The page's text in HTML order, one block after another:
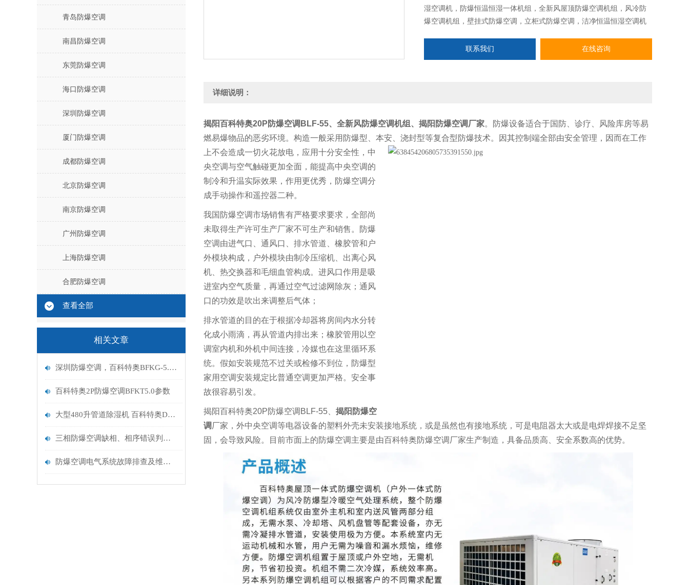
青岛防爆空调
南昌防爆空调
东莞防爆空调
海口防爆空调
深圳防爆空调
厦门防爆空调
成都防爆空调
北京防爆空调
南京防爆空调
广州防爆空调
上海防爆空调
合肥防爆空调
查看全部
相关文章
深圳防爆空调，百科特奥BFKG-5.0,深圳2p匹防爆空调
百科特奥2P防爆空调BFKT5.0参数
大型480升管道除湿机 百科特奥DH-8480D 20kg/h
三相防爆空调缺相、相序错误判断、调整步骤及防爆安全规范
防爆空调电气系统故障排查及维修方案
湿空调机，防爆恒温恒湿一体机组，全新风屋顶防爆空调机组，风冷防
爆空调机组，壁挂式防爆空调，立柜式防爆空调，洁净恒温恒湿空调机
联系我们
在线咨询
详细说明：
揭阳百科特奥20P防爆空调BLF-55、全新风防爆空调机组、 揭阳防爆空调厂家。防爆设备适合于国防、诊疗、风险库房等易
燃易爆物品的恶劣环境。构造一般采用防爆型、本安、浇封型等复合型防爆技术。因其控制端全部由安全管理， 因而在工作
上不会造成一切火花放电，应用十分安全性，中
央空调与空气触碰更加全面，能提高中央空调的
制冷和升温实际效果，作用更优秀，防爆空调分
成手动操作和遥控器二种。
我国防爆空调市场销售有严格要求要求，全部尚
未取得生产许可生产厂家不可生产和销售。防爆
空调由进气口、通风口、排水管道、橡胶管和户
外模块构成，户外模块由制冷压缩机、出离心风
机、热交换器和毛细血管构成。进风口作用是吸
进室内空气质量，再通过空气过滤网除灰；通风
口的功效是吹出来调整后气体；
排水管道的目的在于根据冷却器将房间内水分转
化成小雨滴，再从管道内排出来；橡胶管用以空
调室内机和外机中间连接，冷媒也在这里循环系
统。假如安装规范不过关或检修不到位，防爆型
家用空调安装规定比普通空调更加严格。安全事
故很容易引发。
揭阳百科特奥20P防爆空调BLF-55、 揭阳防爆空
调厂家，外中央空调等电器设备的塑料外壳未安装接地系统，或是虽然也有接地系统，可是电阻器太大或是电焊焊接不足坚
固，会导致风险。目前市面上的防爆空调主要是由百科特奥防爆空调厂家生产制造，具备品质高、安全系数高的优势。